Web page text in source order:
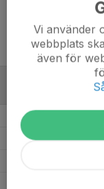
2026
2025
Vi använder
webbplats
även för